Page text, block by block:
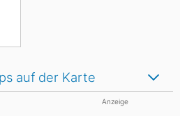
auf der Karte
Anzeige